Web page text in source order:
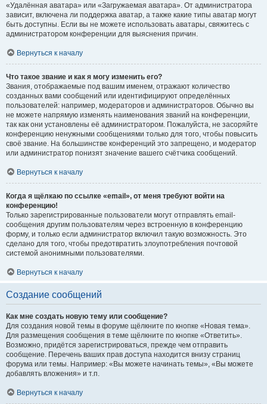
«Удалённая аватара» или «Загружаемая аватара». От администратора
зависит, включена ли поддержка аватар, а также какие типы аватар могут
быть доступны. Если вы не можете использовать аватары, свяжитесь с
администратором конференции для выяснения причин.
Вернуться к началу
Что такое звание и как я могу изменить его?
Звания, отображаемые под вашим именем, отражают количество
созданных вами сообщений или идентифицируют определённых
пользователей: например, модераторов и администраторов. Обычно вы
не можете напрямую изменять наименования званий на конференции,
так как они установлены её администратором. Пожалуйста, не засоряйте
конференцию ненужными сообщениями только для того, чтобы повысить
своё звание. На большинстве конференций это запрещено, и модератор
или администратор понизят значение вашего счётчика сообщений.
Вернуться к началу
Когда я щёлкаю по ссылке «email», от меня требуют войти на
конференцию!
Только зарегистрированные пользователи могут отправлять email-
сообщения другим пользователям через встроенную в конференцию
форму, и только если администратор включил такую возможность. Это
сделано для того, чтобы предотвратить злоупотребления почтовой
системой анонимными пользователями.
Вернуться к началу
Создание сообщений
Как мне создать новую тему или сообщение?
Для создания новой темы в форуме щёлкните по кнопке «Новая тема».
Для размещения сообщения в теме щёлкните по кнопке «Ответить».
Возможно, придётся зарегистрироваться, прежде чем отправить
сообщение. Перечень ваших прав доступа находится внизу страниц
форума или темы. Например: «Вы можете начинать темы», «Вы можете
добавлять вложения» и т.п.
Вернуться к началу